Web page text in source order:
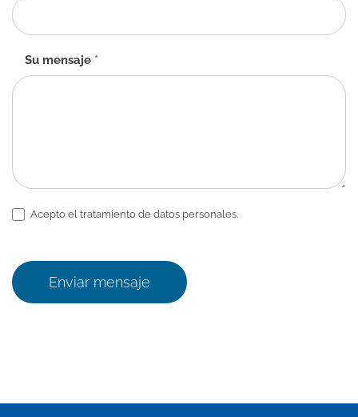
Su mensaje *
Acepto el tratamiento de datos personales.
Enviar mensaje